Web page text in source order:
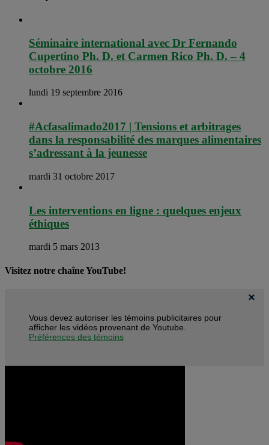
Séminaire international avec Dr Fernando
Cupertino Ph. D. et Carmen Rico Ph. D. – 4
octobre 2016
lundi 19 septembre 2016
#Acfasalimado2017 | Tensions et arbitrages
dans la responsabilité des marques alimentaires
s’adressant à la jeunesse
mardi 31 octobre 2017
Les interventions en ligne : quelques enjeux
éthiques
mardi 5 mars 2013
Visitez notre chaîne YouTube!
Vous devez autoriser les témoins publicitaires pour
afficher les vidéos provenant de Youtube.
Préférences des témoins